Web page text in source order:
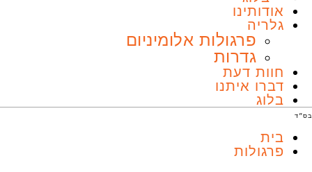
אודותינו
גלריה
פרגולות אלומיניום
גדרות
חוות דעת
דברו איתנו
בלוג
בס״ד
בית
פרגולות